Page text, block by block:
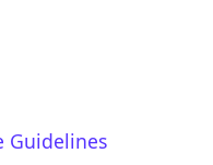
Guidelines